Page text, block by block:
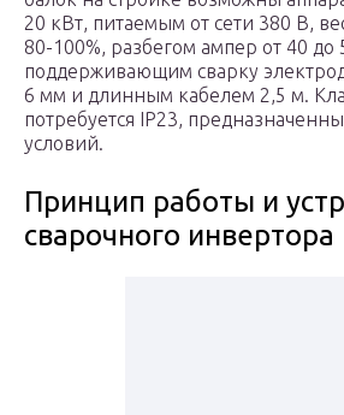
20 кВт, питаемым от сети 380 В,
80-100%, разбегом ампер от 40 до
поддерживающим сварку
6 мм и длинным кабелем 2,5 м.
потребуется IP23,
условий.
Принцип работы и
сварочного инвертора